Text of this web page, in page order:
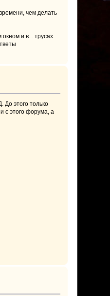
чем делать
и в... трусах.
До этого только
с этого форума, а